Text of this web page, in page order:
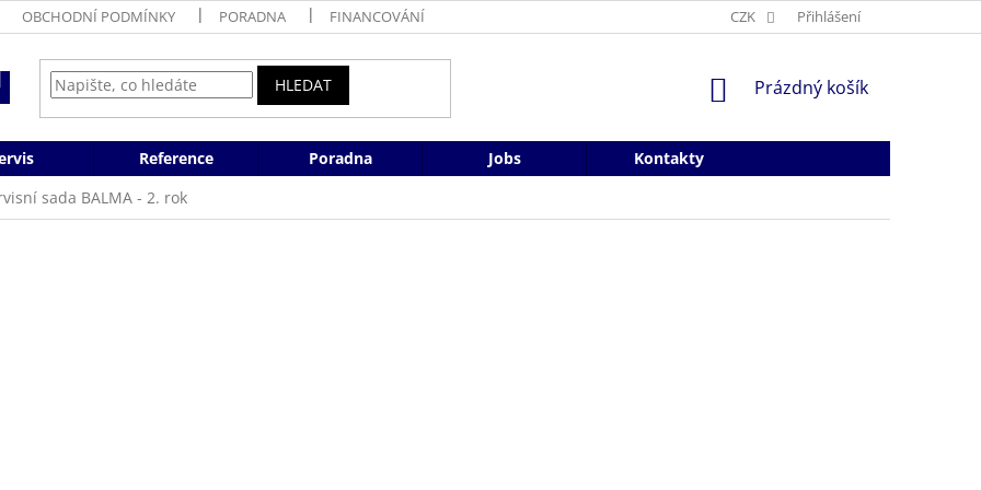
OBCHODNÍ PODMÍNKY PORADNA FINANCOVÁNÍ CZK Přihlášení
HLEDAT
NÁKUPNÍ
Prázdný košík
Reference Poradna Jobs
Kontakty
sada BALMA - 2. rok